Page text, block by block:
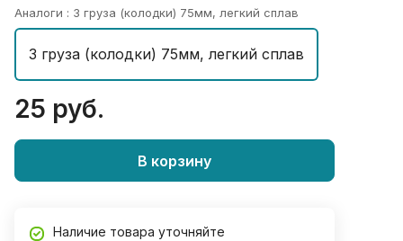
Аналоги : 3 груза (колодки) 75мм, легкий сплав
3 груза (колодки) 75мм, легкий сплав
25 руб.
В корзину
Наличие товара уточняйте